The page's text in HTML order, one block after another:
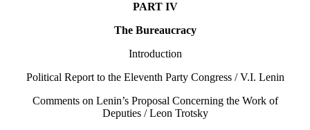
PART IV
The Bureaucracy
Introduction
Political Report to the Eleventh Party Congress / V.I. Lenin
Comments on Lenin’s Proposal Concerning the Work of
Deputies / Leon Trotsky